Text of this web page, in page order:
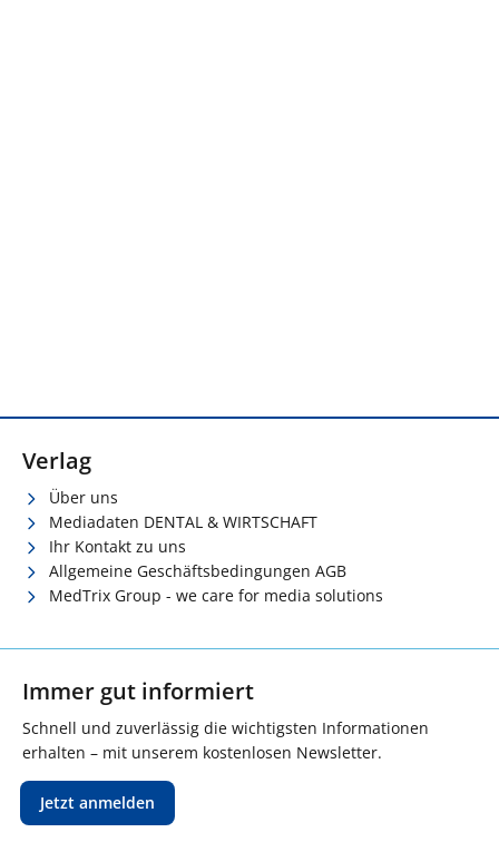
Verlag
Über uns
Mediadaten DENTAL & WIRTSCHAFT
Ihr Kontakt zu uns
Allgemeine Geschäftsbedingungen AGB
MedTrix Group - we care for media solutions
Immer gut informiert
Schnell und zuverlässig die wichtigsten Informationen
erhalten – mit unserem kostenlosen Newsletter.
Jetzt anmelden